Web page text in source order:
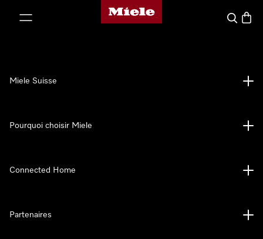
Page d'accueil de Miele
Search
Miele Suisse
Pourquoi choisir Miele
Connected Home
Partenaires